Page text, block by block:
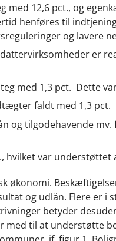
med 12,6 pct., og
henføres til
og lavere
er
med 1,3 pct. Dette
faldt med 1,3 pct.
og tilgodehavende
hvilket var
økonomi.
og udlån. Flere er i
betyder
med til at understøtte